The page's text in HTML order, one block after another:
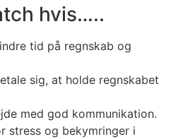
hvis…..
tid på regnskab og
sig, at holde regnskabet
med god kommunikation.
stress og bekymringer i